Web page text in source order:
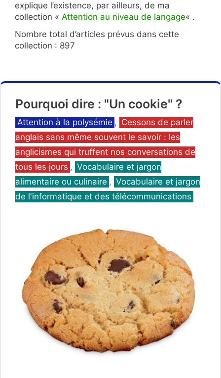
explique l’existence, par ailleurs, de ma
collection « Attention au niveau de langage« .
Nombre total d’articles prévus dans cette
collection : 897
Pourquoi dire : "Un cookie" ?
Catégories
Attention à la polysémie , Cessons de parler
anglais sans même souvent le savoir : les
anglicismes qui truffent nos conversations de
tous les jours , Vocabulaire et jargon
alimentaire ou culinaire , Vocabulaire et jargon
de l'informatique et des télécommunications